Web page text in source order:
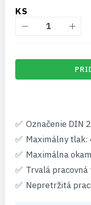
KS
Označenie DIN
Maximálny tlak:
Maximálna
Trvalá pracovná
Nepretržitá